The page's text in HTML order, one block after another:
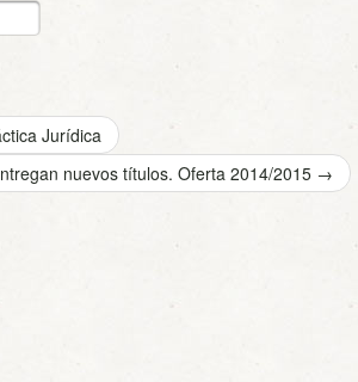
Jurídica
nuevos títulos. Oferta 2014/2015 →